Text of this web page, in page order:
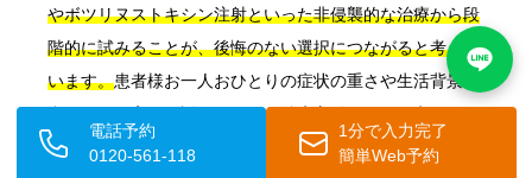
やボツリヌストキシン注射といった非侵襲的な治療から段
階的に試みることが、後悔のない選択につながると考えて
います。患者様お一人おひとりの症状の重さや生活背景に
合わせて丁寧にご説明しながら治療方針を一緒に考えてま
いりますので、まずはお気軽にご相談ください。」
電話予約
0120-561-118
1分で入力完了
簡単Web予約